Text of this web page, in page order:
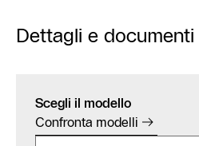
Dettagli e
Scegli il modello
Confronta modelli